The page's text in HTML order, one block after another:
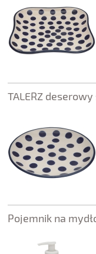
TALERZ
Pojemnik na